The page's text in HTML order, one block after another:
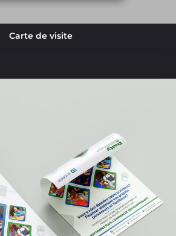
Carte de visite